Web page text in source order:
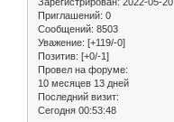
Приглашений: 0
Сообщений: 8503
Уважение: [+119/-0]
Позитив: [+0/-1]
Провел на форуме:
10 месяцев 13 дней
Последний визит:
Сегодня 00:53:48